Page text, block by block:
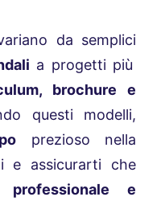
da semplici
a progetti più
brochure e
questi modelli,
prezioso nella
e assicurarti che
professionale e